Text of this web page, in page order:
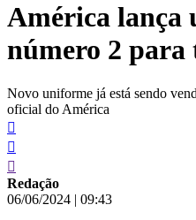
conteúdo
América lança
número 2 para
Novo uniforme já está sendo
oficial do América
Redação
06/06/2024 | 09:43